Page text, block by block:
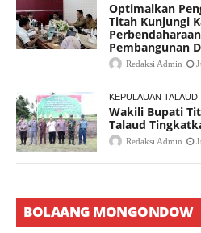
Optimalkan
Titah Kunjungi
Pembangunan
Redaksi Admin
KEPULAUAN TALAUD
Wakili Bupati
Talaud
Redaksi Admin
BOLAANG MONGONDOW